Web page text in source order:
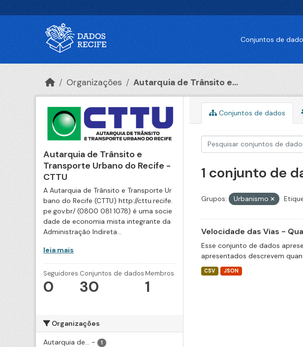
Conjuntos de
Organizações Autarquia de Trânsito e...
Autarquia de Trânsito e
Transporte Urbano do Recife -
CTTU
A Autarquia de Trânsito e Transporte Ur
bano do Recife (CTTU) http://cttu.recife.
pe.gov.br/ (0800 081 1078) é uma socie
dade de economia mista integrante da
Administração Indireta...
leia mais
Seguidores
0
Conjuntos de dados
30
Membros
1
Organizações
Autarquia de... - 1
Conjuntos de dados
1 conjunto de
Grupos: Urbanismo
Velocidade das Vias -
Esse conjunto de dados
apresentados descrevem
CSV JSON